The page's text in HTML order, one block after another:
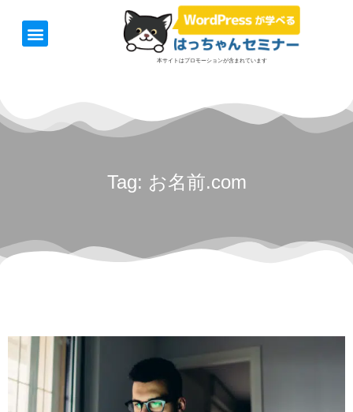
本サイトはプロモーションが含まれています
Tag: お名前.com